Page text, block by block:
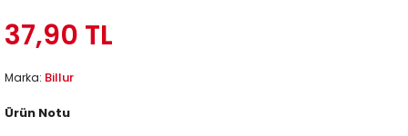
37,90 TL
Marka: Billur
Ürün Notu